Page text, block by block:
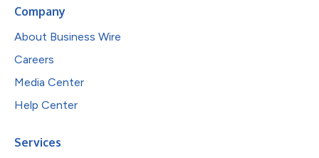
Company
About Business Wire
Careers
Media Center
Help Center
Services